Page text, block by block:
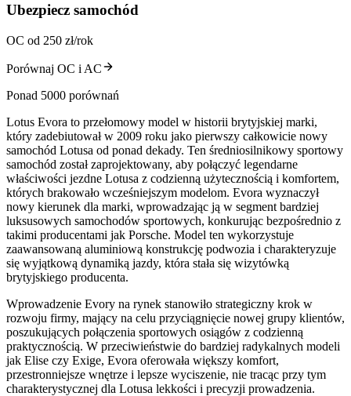
Ubezpiecz samochód
OC od 250 zł/rok
Porównaj OC i AC
Ponad 5000 porównań
Lotus Evora to przełomowy model w historii brytyjskiej marki,
który zadebiutował w 2009 roku jako pierwszy całkowicie nowy
samochód Lotusa od ponad dekady. Ten średniosilnikowy sportowy
samochód został zaprojektowany, aby połączyć legendarne
właściwości jezdne Lotusa z codzienną użytecznością i komfortem,
których brakowało wcześniejszym modelom. Evora wyznaczył
nowy kierunek dla marki, wprowadzając ją w segment bardziej
luksusowych samochodów sportowych, konkurując bezpośrednio z
takimi producentami jak Porsche. Model ten wykorzystuje
zaawansowaną aluminiową konstrukcję podwozia i charakteryzuje
się wyjątkową dynamiką jazdy, która stała się wizytówką
brytyjskiego producenta.
Wprowadzenie Evory na rynek stanowiło strategiczny krok w
rozwoju firmy, mający na celu przyciągnięcie nowej grupy klientów,
poszukujących połączenia sportowych osiągów z codzienną
praktycznością. W przeciwieństwie do bardziej radykalnych modeli
jak Elise czy Exige, Evora oferowała większy komfort,
przestronniejsze wnętrze i lepsze wyciszenie, nie tracąc przy tym
charakterystycznej dla Lotusa lekkości i precyzji prowadzenia.